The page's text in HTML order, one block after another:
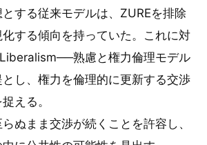
する従来モデルは、ZUREを排除
する傾向を持っていた。これに対
熟慮と権力倫理モデル
し、権力を倫理的に更新する交渉
える。
ぬまま交渉が続くことを許容し、